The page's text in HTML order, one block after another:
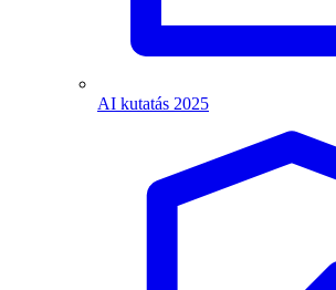
AI kutatás 2025